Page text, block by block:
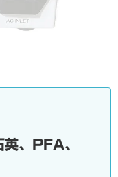
英、PFA、